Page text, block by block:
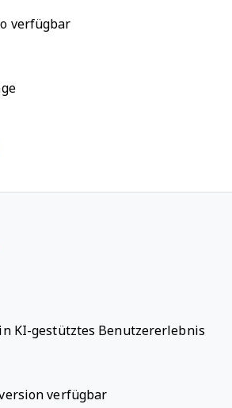
verfügbar
KI-gestütztes Benutzererlebnis
verfügbar